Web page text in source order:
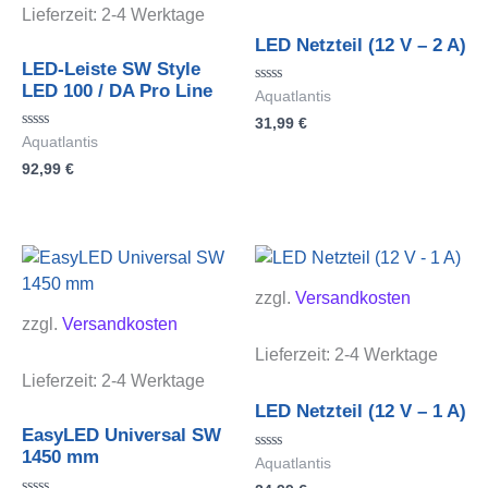
Lieferzeit: 2-4 Werktage
LED-Leiste SW Style
LED 100 / DA Pro Line
Bewertet
mit
0
Aquatlantis
92,99 €
LED Netzteil (12 V – 2 A)
Bewertet
mit
0
Aquatlantis
31,99 €
zzgl. Versandkosten
Lieferzeit: 2-4 Werktage
EasyLED Universal SW
1450 mm
zzgl. Versandkosten
Lieferzeit: 2-4 Werktage
LED Netzteil (12 V – 1 A)
Bewertet
mit
Aquatlantis